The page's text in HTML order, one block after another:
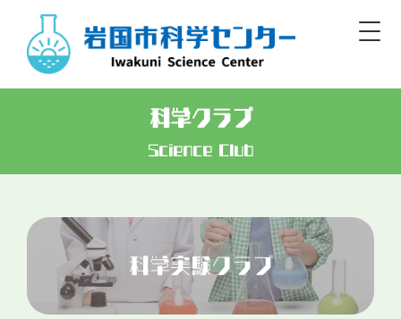
content
Iwakuni Municipal Science Center
開館／9:00～17:00 休館／毎週月曜
大 色 白 黒
科学クラブ
Science Club
科学実験クラブ